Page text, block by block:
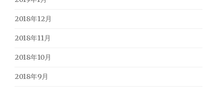
2018年12月
2018年11月
2018年10月
2018年9月